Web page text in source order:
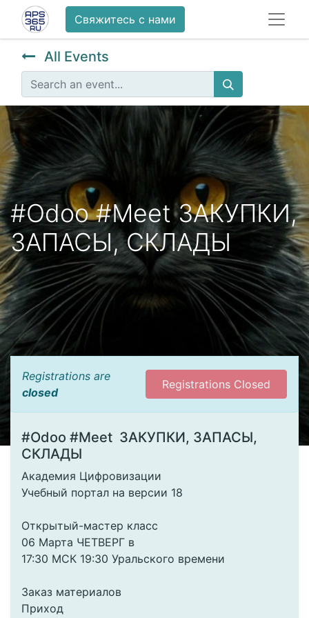
Свяжитесь с нами
All Events
#Odoo #Meet ЗАКУПКИ,
ЗАПАСЫ, СКЛАДЫ
Registrations are
closed
Registrations Closed
#Odoo #Meet ЗАКУПКИ, ЗАПАСЫ,
СКЛАДЫ
Академия Цифровизации
Учебный портал на версии 18
Открытый-мастер класс
06 Марта ЧЕТВЕРГ в
17:30 МСК 19:30 Уральского времени
Заказ материалов
Приход